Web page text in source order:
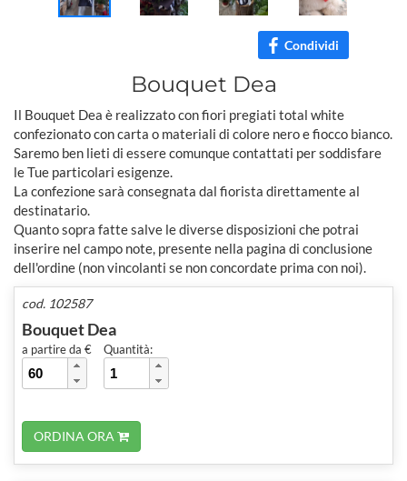
Condividi
Bouquet Dea
Il Bouquet Dea è realizzato con fiori pregiati total white
confezionato con carta o materiali di colore nero e fiocco bianco.
Saremo ben lieti di essere comunque contattati per soddisfare
le Tue particolari esigenze.
La confezione sarà consegnata dal fiorista direttamente al
destinatario.
Quanto sopra fatte salve le diverse disposizioni che potrai
inserire nel campo note, presente nella pagina di conclusione
dell'ordine (non vincolanti se non concordate prima con noi).
cod. 102587
Bouquet Dea
a partire da € Quantità:
ORDINA ORA